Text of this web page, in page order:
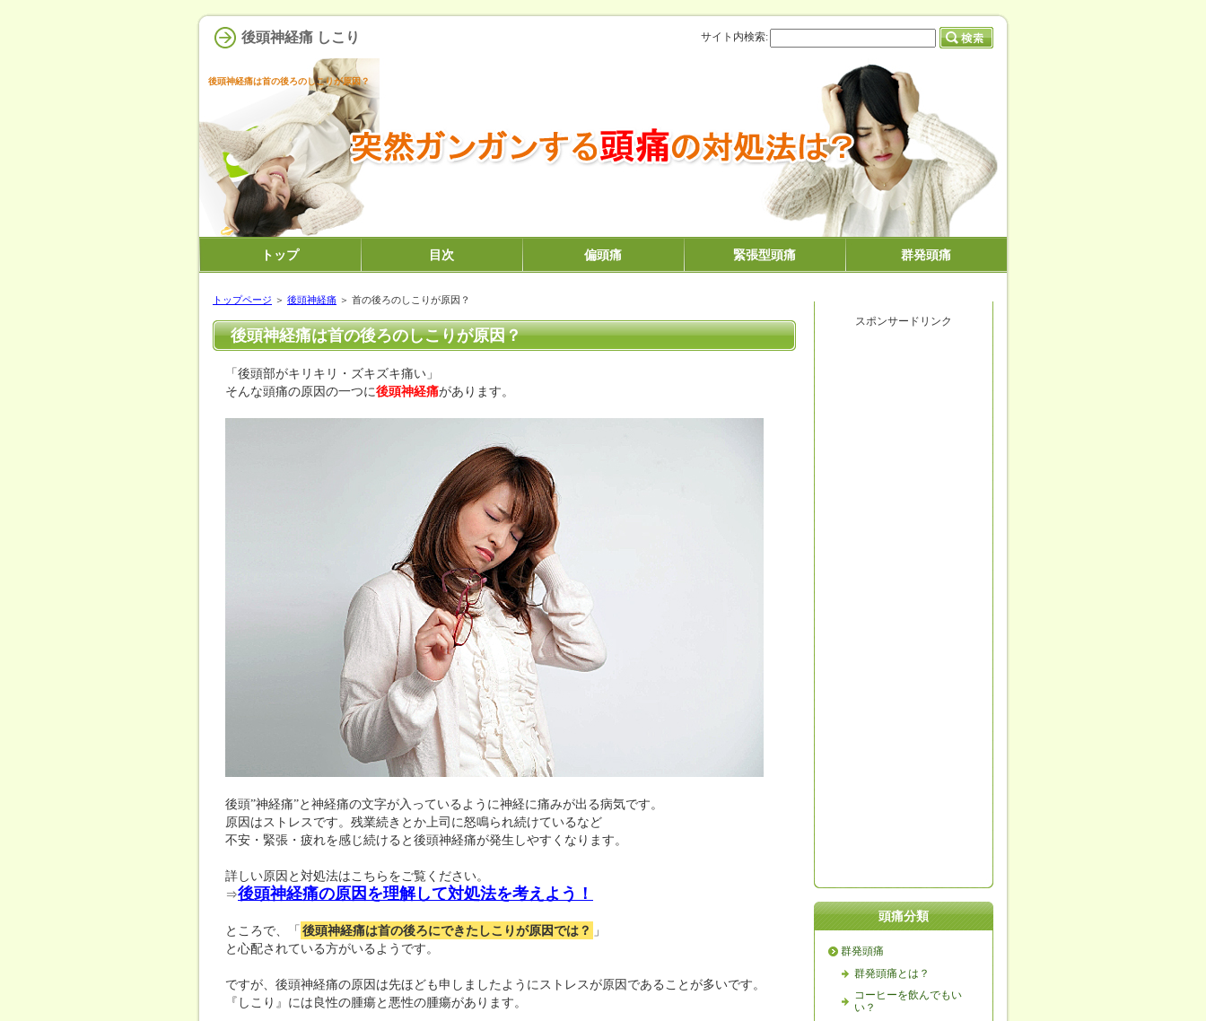
後頭神経痛 しこり
後頭神経痛は首の後ろのしこりが原因？
トップページ ＞ 後頭神経痛 ＞ 首の後ろのしこりが原因？
後頭神経痛は首の後ろのしこりが原因？
「後頭部がキリキリ・ズキズキ痛い」
そんな頭痛の原因の一つに後頭神経痛があります。
後頭”神経痛”と神経痛の文字が入っているように神経に痛みが出る病気です。
原因はストレスです。残業続きとか上司に怒鳴られ続けているなど
不安・緊張・疲れを感じ続けると後頭神経痛が発生しやすくなります。
詳しい原因と対処法はこちらをご覧ください。
⇒後頭神経痛の原因を理解して対処法を考えよう！
ところで、「 後頭神経痛は首の後ろにできたしこりが原因では？
」
と心配されている方がいるようです。
ですが、後頭神経痛の原因は先ほども申しましたようにストレスが原因であることが多いです。
『しこり』には良性の腫瘍と悪性の腫瘍があります。
スポンサードリンク
頭痛分類
群発頭痛
群発頭痛とは？
コーヒーを飲んでもい
い？
トップ 目次 偏頭痛 緊張型頭痛 群発頭痛
サイト内検索: